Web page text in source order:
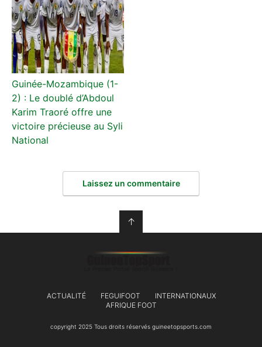
Guinée-Mozambique (1-
2) : Le doublé d’Abdoul
Karim Traoré offre une
victoire précieuse au Syli
National
Laissez un commentaire
↑
ACTUALITÉ FEGUIFOOT
INTERNATIONAUX
AFRIQUE FOOT
copyright 2025 Tous droits réservés guineetopsports.com